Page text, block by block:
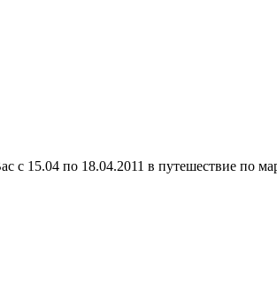
с 15.04 по 18.04.2011 в путешествие по